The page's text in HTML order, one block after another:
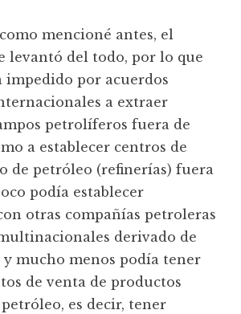
mencioné antes, el
levantó del todo, por lo que
impedido por acuerdos
a extraer
petrolíferos fuera de
a establecer centros de
de petróleo (refinerías) fuera
podía establecer
otras compañías petroleras
derivado de
y mucho menos podía tener
de venta de productos
es decir, tener